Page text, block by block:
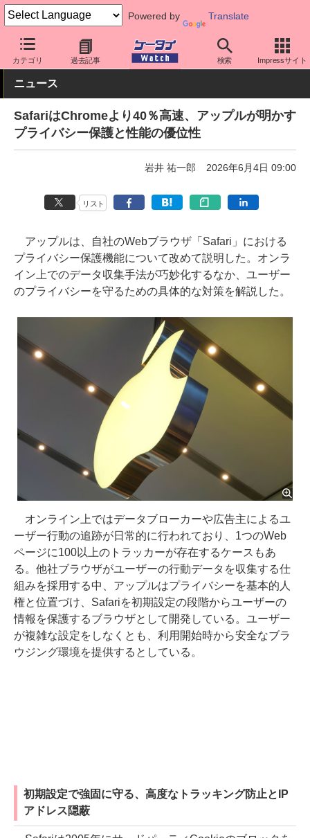
Powered by Translate
カテゴリ 過去記事 検索 Impressサイト
ケータイ Watch OS iPhone (iOS) アプリ・サービス
ニュース
SafariはChromeより40％高速、アップルが明かす
プライバシー保護と性能の優位性
岩井 祐一郎 2026年6月4日 09:00
リスト
アップルは、自社のWebブラウザ「Safari」における
プライバシー保護機能について改めて説明した。オンラ
イン上でのデータ収集手法が巧妙化するなか、ユーザー
のプライバシーを守るための具体的な対策を解説した。
オンライン上ではデータブローカーや広告主によるユ
ーザー行動の追跡が日常的に行われており、1つのWeb
ページに100以上のトラッカーが存在するケースもあ
る。他社ブラウザがユーザーの行動データを収集する仕
組みを採用する中、アップルはプライバシーを基本的人
権と位置づけ、Safariを初期設定の段階からユーザーの
情報を保護するブラウザとして開発している。ユーザー
が複雑な設定をしなくとも、利用開始時から安全なブラ
ウジング環境を提供するとしている。
初期設定で強固に守る、高度なトラッキング防止とIP
アドレス隠蔽